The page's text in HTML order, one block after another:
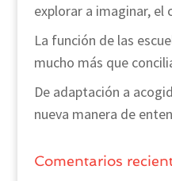
explorar a imaginar, el
La función de las
mucho más que
De adaptación a
nueva manera de
Comentarios